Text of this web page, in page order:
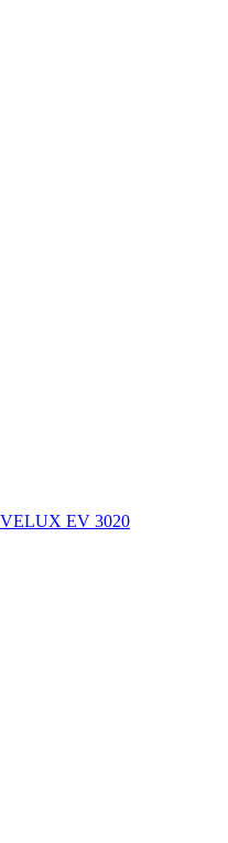
EV 3020